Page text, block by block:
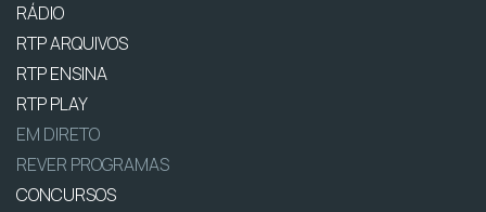
RÁDIO
RTP ARQUIVOS
RTP ENSINA
RTP PLAY
EM DIRETO
REVER PROGRAMAS
CONCURSOS